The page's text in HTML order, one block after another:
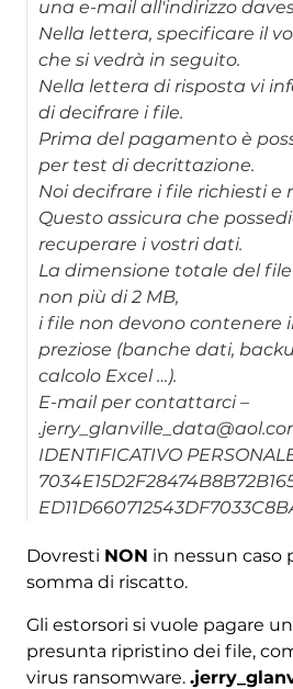
una e-mail all'indirizzo
Nella lettera, specificare il
che si vedrà in seguito.
Nella lettera di risposta vi
di decifrare i file.
Prima del pagamento è
per test di decrittazione.
Noi decifrare i file richiesti e
Questo assicura che
recuperare i vostri dati.
La dimensione totale del
non più di 2 MB,
i file non devono contenere
preziose (banche dati,
calcolo Excel …).
E-mail per contattarci –
IDENTIFICATIVO
Dovresti NON in nessun caso
somma di riscatto.
Gli estorsori si vuole pagare
presunta ripristino dei file,
virus ransomware.